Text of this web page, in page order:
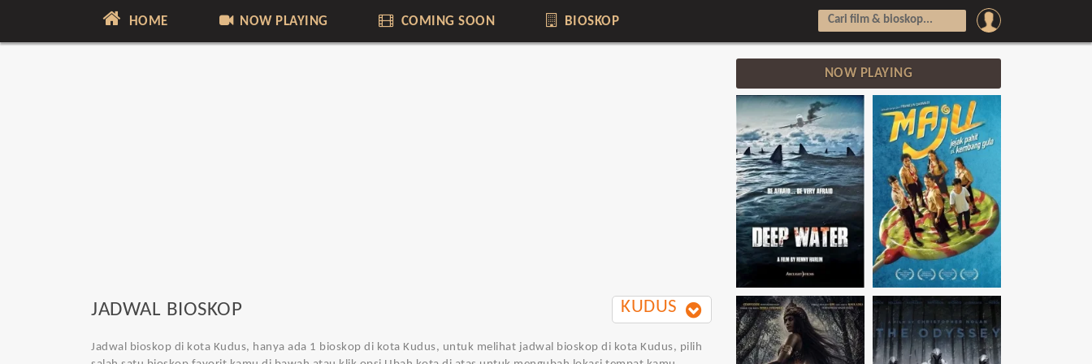
HOME NOW PLAYING COMING SOON BIOSKOP
JADWAL BIOSKOP KUDUS
Jadwal bioskop di kota Kudus, hanya ada 1 bioskop di kota Kudus, untuk melihat jadwal bioskop di kota Kudus, pilih
NOW PLAYING